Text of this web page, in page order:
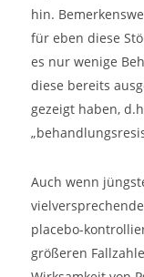
hin.
für eben diese
es nur wenige
diese bereits
gezeigt haben,
Auch wenn
placebo-
größeren